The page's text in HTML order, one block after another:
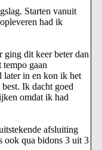
Starten vanuit
had ik
ging dit keer beter dan
gaan
later in en kon ik het
Ik dacht goed
omdat ik had
afsluiting
ook qua bidons 3 uit 3